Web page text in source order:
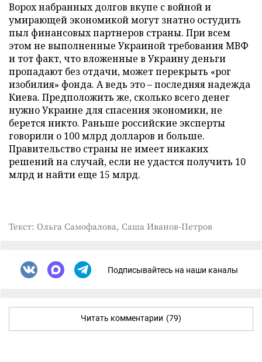
Ворох набранных долгов вкупе с войной и
умирающей экономикой могут знатно остудить
пыл финансовых партнеров страны. При всем
этом не выполненные Украиной требования МВФ
и тот факт, что вложенные в Украину деньги
пропадают без отдачи, может перекрыть «рог
изобилия» фонда. А ведь это – последняя надежда
Киева. Предположить же, сколько всего денег
нужно Украине для спасения экономики, не
берется никто. Раньше российские эксперты
говорили о 100 млрд долларов и больше.
Правительство страны не имеет никаких
решений на случай, если не удастся получить 10
млрд и найти еще 15 млрд.
Текст: Ольга Самофалова, Саша Иванов-Петров
Подписывайтесь на наши каналы
Читать комментарии (79)